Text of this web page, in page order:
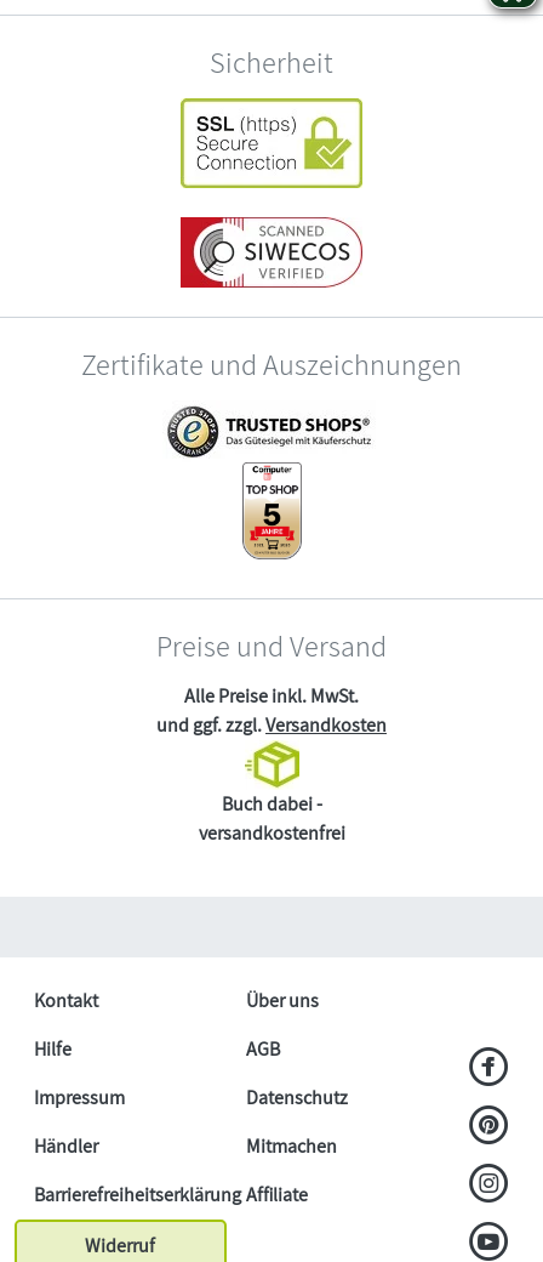
Sicherheit
Zertifikate und Auszeichnungen
Preise und Versand
Alle Preise inkl. MwSt.
und ggf. zzgl.Versandkosten
Buch dabei -
versandkostenfrei
Kontakt
Über uns
Hilfe
AGB
Impressum
Datenschutz
Händler
Mitmachen
BarrierefreiheitserklärungAffiliate
Widerruf